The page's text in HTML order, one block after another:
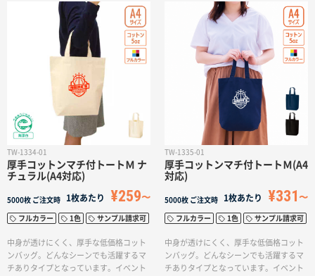
す。また印刷方法も単色からフルカラー
印刷まで対応しており、お好みのデザイ
ンでオリジナルトートバッグをリーズナ
ブルに作成出来ます。
活躍します。また印刷方法も単色からフ
ルカラー印刷まで対応しており、お好み
のデザインでオリジナルトートバッグを
リーズナブルに作成出来ます。
TW-1334-01
厚手コットンマチ付トートＭ ナ
チュラル(A4対応)
5000枚 ご注文時 1枚あたり ¥259
フルカラー 1色 サンプル請求可
中身が透けにくく、厚手な低価格コット
ンバッグ。どんなシーンでも活躍するマ
チありタイプとなっています。イベント
TW-1335-01
厚手コットンマチ付トートＭ(A4
対応)
5000枚 ご注文時 1枚あたり ¥331
フルカラー 1色 サンプル請求可
中身が透けにくく、厚手な低価格コット
ンバッグ。どんなシーンでも活躍するマ
チありタイプとなっています。イベント